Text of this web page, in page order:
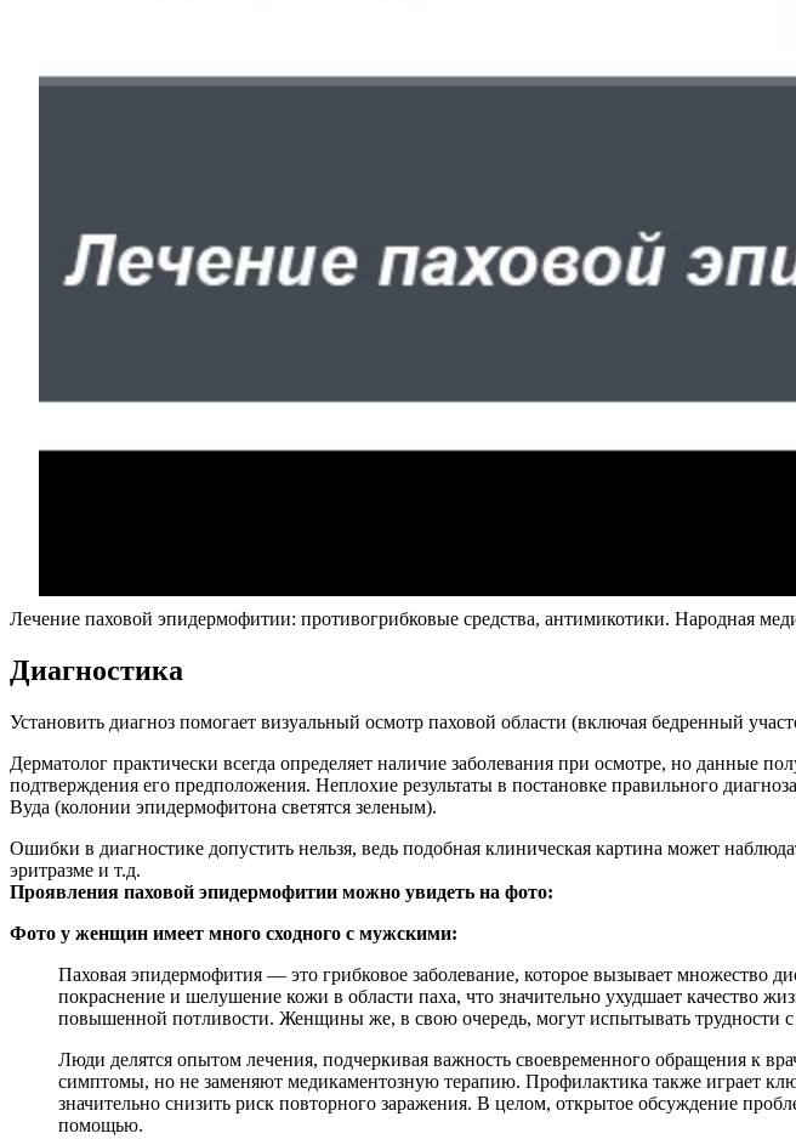
Лечение паховой эпидермофитии: противогрибковые средства, антимикотики. Народная
Диагностика
Установить диагноз помогает визуальный осмотр паховой области (включая бедренный
Дерматолог практически всегда определяет наличие заболевания при осмотре, но данные
подтверждения его предположения. Неплохие результаты в постановке правильного
Вуда (колонии эпидермофитона светятся зеленым).
Ошибки в диагностике допустить нельзя, ведь подобная клиническая картина может
эритразме и т.д.
Проявления паховой эпидермофитии можно увидеть на фото:
Фото у женщин имеет много сходного с мужскими:
Паховая эпидермофития — это грибковое заболевание, которое вызывает
покраснение и шелушение кожи в области паха, что значительно ухудшает качество
повышенной потливости. Женщины же, в свою очередь, могут испытывать трудности с
Люди делятся опытом лечения, подчеркивая важность своевременного обращения к
симптомы, но не заменяют медикаментозную терапию. Профилактика также играет
значительно снизить риск повторного заражения. В целом, открытое обсуждение
помощью.